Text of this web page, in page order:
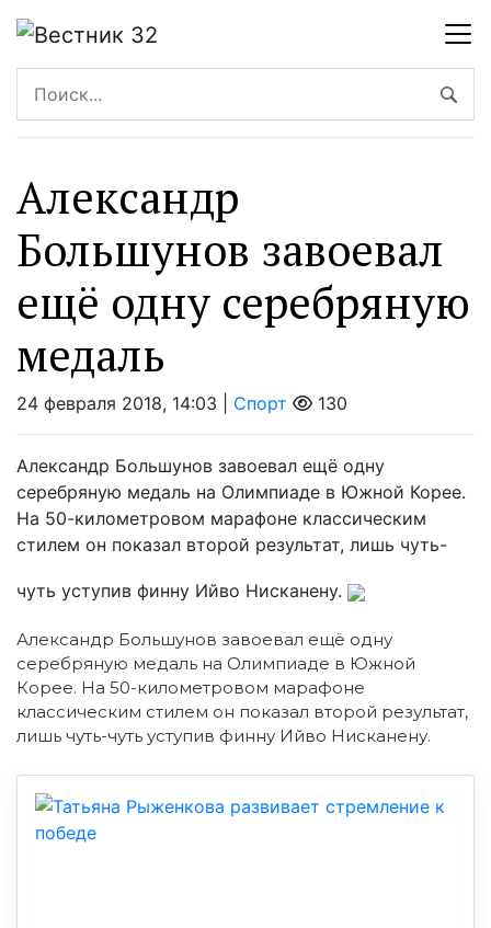
Александр
Большунов завоевал
ещё одну серебряную
медаль
24 февраля 2018, 14:03 | Спорт 130
Александр Большунов завоевал ещё одну
серебряную медаль на Олимпиаде в Южной Корее.
На 50-километровом марафоне классическим
стилем он показал второй результат, лишь чуть-
чуть уступив финну Ийво Нисканену.
Александр Большунов завоевал ещё одну
серебряную медаль на Олимпиаде в Южной
Корее. На 50-километровом марафоне
классическим стилем он показал второй результат,
лишь чуть-чуть уступив финну Ийво Нисканену.